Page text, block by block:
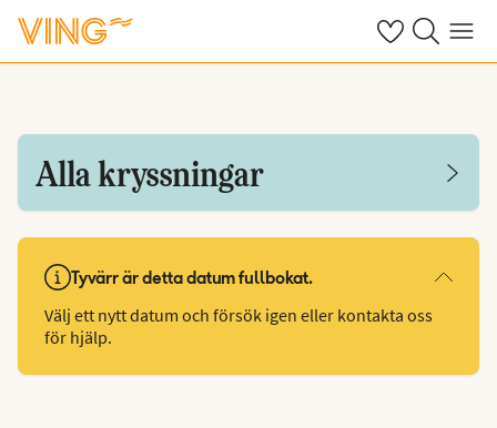
Se dinaSök på ving.se
Meny
Alla kryssningar
Tyvärr är detta datum fullbokat.
Välj ett nytt datum och försök igen eller kontakta oss
för hjälp.